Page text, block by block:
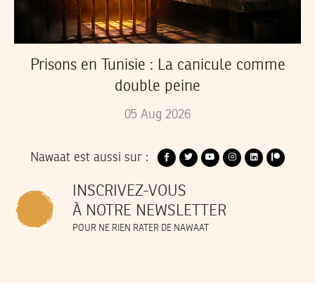
Prisons en Tunisie : La canicule comme
double peine
05 Aug 2026
Nawaat est aussi sur :
INSCRIVEZ-VOUS
À NOTRE NEWSLETTER
POUR NE RIEN RATER DE NAWAAT